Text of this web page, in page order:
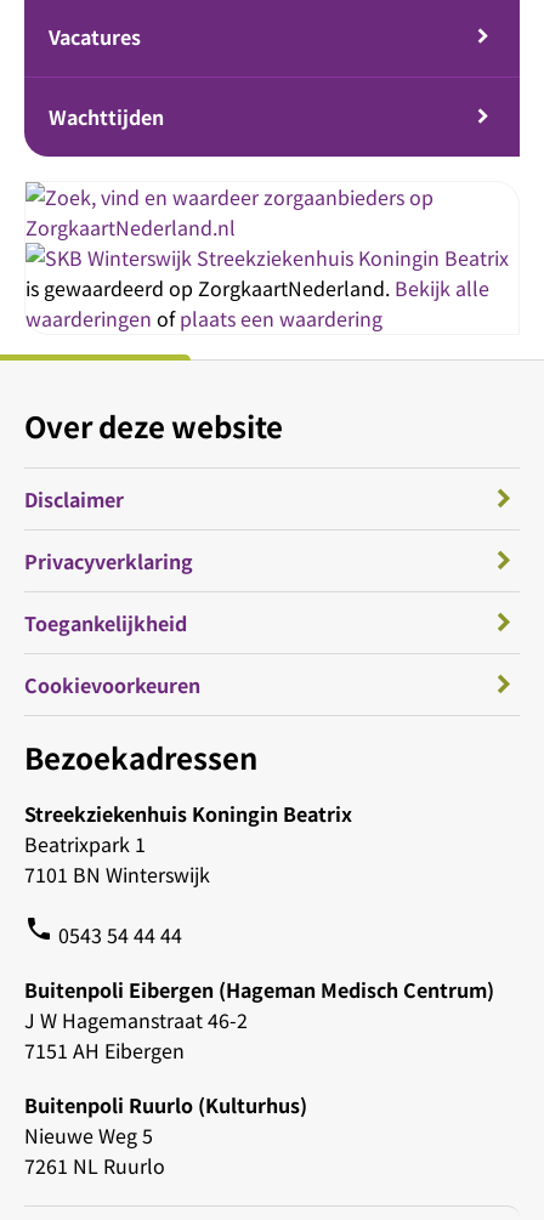
Vacatures
Wachttijden
Streekziekenhuis Koningin Beatrix
is gewaardeerd op ZorgkaartNederland. Bekijk alle
waarderingen ofplaats een waardering
Bezoekadressen
Streekziekenhuis Koningin Beatrix
Beatrixpark 1
7101 BN Winterswijk
phone 0543 54 44 44
Buitenpoli Eibergen (Hageman Medisch Centrum)
J W Hagemanstraat 46-2
7151 AH Eibergen
Buitenpoli Ruurlo (Kulturhus)
Nieuwe Weg 5
7261 NL Ruurlo
Over deze website
Disclaimer
Privacyverklaring
Toegankelijkheid
Cookievoorkeuren